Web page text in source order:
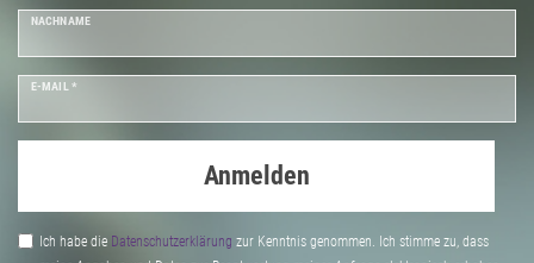
NACHNAME
E-MAIL *
Anmelden
Ich habe die Daten­schutz­erklärung zur Kenntnis genommen. Ich stimme zu, dass